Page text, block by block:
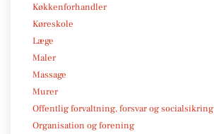
Køkkenforhandler
Køreskole
Læge
Maler
Massage
Murer
Offentlig forvaltning, forsvar og socialsikring
Organisation og forening